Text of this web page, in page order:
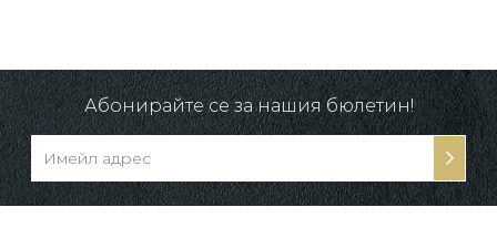
Абонирайте се за нашия бюлетин!